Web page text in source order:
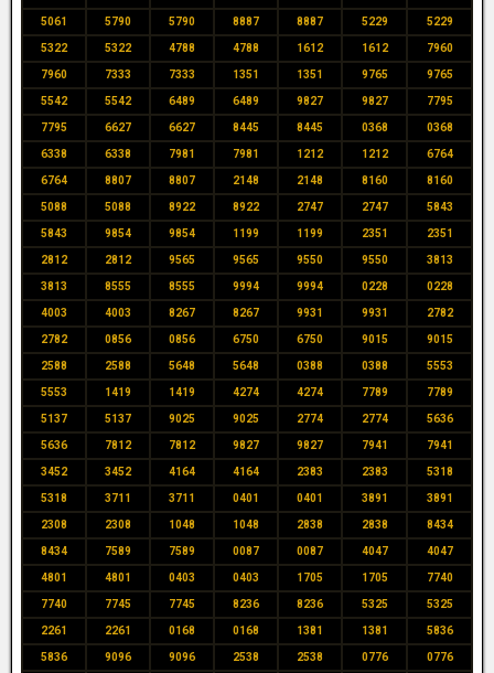
5061 5790 5790 8887 8887 5229 5229
5322 5322 4788 4788 1612 1612 7960
7960 7333 7333 1351 1351 9765 9765
5542 5542 6489 6489 9827 9827 7795
7795 6627 6627 8445 8445 0368 0368
6338 6338 7981 7981 1212 1212 6764
6764 8807 8807 2148 2148 8160 8160
5088 5088 8922 8922 2747 2747 5843
5843 9854 9854 1199 1199 2351 2351
2812 2812 9565 9565 9550 9550 3813
3813 8555 8555 9994 9994 0228 0228
4003 4003 8267 8267 9931 9931 2782
2782 0856 0856 6750 6750 9015 9015
2588 2588 5648 5648 0388 0388 5553
5553 1419 1419 4274 4274 7789 7789
5137 5137 9025 9025 2774 2774 5636
5636 7812 7812 9827 9827 7941 7941
3452 3452 4164 4164 2383 2383 5318
5318 3711 3711 0401 0401 3891 3891
2308 2308 1048 1048 2838 2838 8434
8434 7589 7589 0087 0087 4047 4047
4801 4801 0403 0403 1705 1705 7740
7740 7745 7745 8236 8236 5325 5325
2261 2261 0168 0168 1381 1381 5836
5836 9096 9096 2538 2538 0776 0776